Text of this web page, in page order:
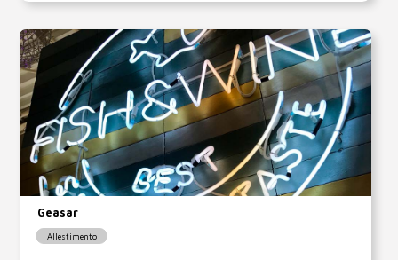
Geasar
Allestimento